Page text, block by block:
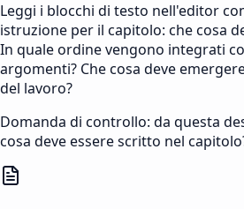
Leggi i blocchi di testo nell'editor
istruzione per il capitolo: che cosa
In quale ordine vengono integrati
argomenti? Che cosa deve
del lavoro?
Domanda di controllo: da questa
cosa deve essere scritto nel